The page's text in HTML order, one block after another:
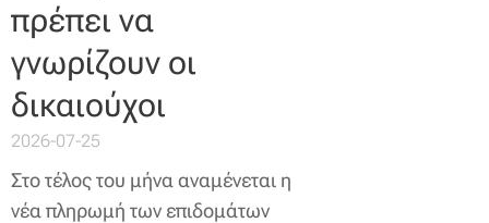
πρέπει να
γνωρίζουν οι
δικαιούχοι
2026-07-25
Στο τέλος του μήνα αναμένεται η
νέα πληρωμή των επιδομάτων